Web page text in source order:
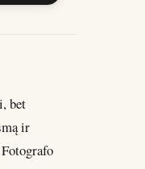
bet
ir